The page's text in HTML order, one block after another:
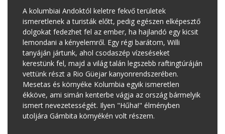
A kolumbiai Andoktól keletre fekvő területek
ismeretlenek a turisták előtt, pedig egészen elképesztő
dolgokat fedezhet fel az ember, ha hajlandó egy kicsit
lemondani a kényelemről. Egy régi barátom, Willi
tanyáján jártunk, ahol csodaszép vízeséseket
kerestünk fel, majd a világ talán legszebb raftingtúráján
vettünk részt a Rio Güejar kanyonrendszerében.
Mesetas és környéke Kolumbia egyik ismeretlen
ékköve, ami simán kenterbe vágja az ország bármelyik
ismert nevezetességét. Ilyen "Hűha!" élményben
utoljára Gámbita környékén volt részem.